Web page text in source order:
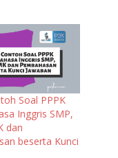
Soal PPPK
Inggris SMP,
dan
beserta Kunci